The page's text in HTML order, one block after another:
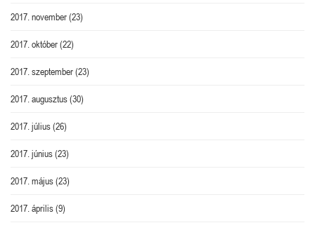
2017. november(23)
2017. október(22)
2017. szeptember(23)
2017. augusztus(30)
2017. július(26)
2017. június(23)
2017. május(23)
2017. április(9)